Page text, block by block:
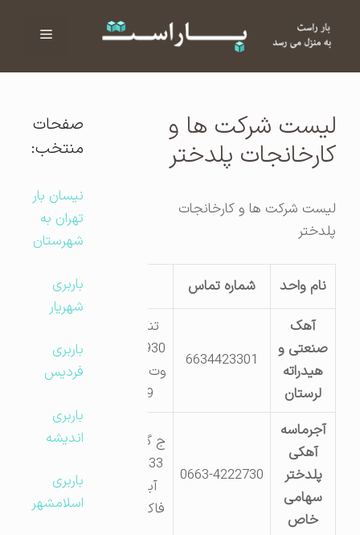
فهرست
لیست شرکت ها و
کارخانجات پلدختر
لیست شرکت ها و کارخانجات
پلدختر
نام واحد شماره تماس
آهک
صنعتی و
هیدراته
لرستان
6634423301
تنگ فنی ت
2930 و27365
وت دفترمرکزی
2225989
آجرماسه
آهکی
پلدختر
سهامی
خاص
0663-4222730
ج گلزارشهدات
2333 ت خرم
آباد 36449
فاکس 36882
صفحات
منتخب:
نیسان بار
تهران به
شهرستان
باربری
شهریار
باربری
فردیس
باربری
اندیشه
باربری
اسلامشهر